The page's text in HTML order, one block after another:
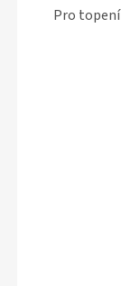
Pro topení